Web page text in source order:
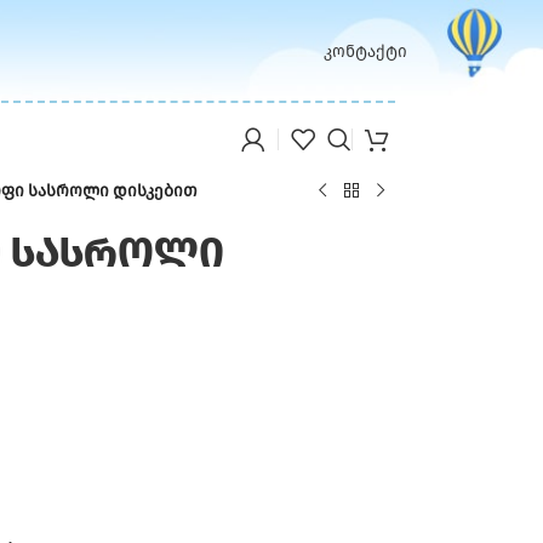
კონტაქტი
სასროლი დისკებით
სასროლი